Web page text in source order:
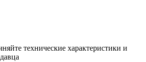
технические характеристики и